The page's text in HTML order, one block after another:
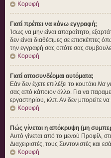
Κορυφή
Γιατί πρέπει να κάνω εγγραφή;
Ίσως να μην είναι απαραίτητο,
δεν είναι διαθέσιμες σε
την εγγραφή σας οπότε σας
Κορυφή
Γιατί αποσυνδέομαι αυτόματα;
Εάν δεν έχετε επιλέξει το κουτάκι Να
σας από κάποιον άλλο. Για να
εργαστηρίου, κλπ. Αν δεν μπορείτε να
Κορυφή
Πώς γίνεται η απόκρυψη (μη
Αυτό γίνεται από το μενού Προφίλ,
Διαχειριστές, τους Συντονιστές και
Κορυφή